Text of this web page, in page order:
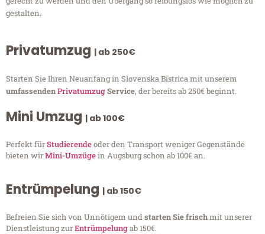
gestalten.
Privatumzug | ab 250€
Starten Sie Ihren Neuanfang in Slovenska Bistrica mit unserem
umfassendenPrivatumzugService, der bereits ab 250€ beginnt.
Mini Umzug | ab 100€
Perfekt fürStudierendeoder den Transport weniger Gegenstände
bieten wirMini-Umzügein Augsburg schon ab 100€ an.
Entrümpelung | ab 150€
Befreien Sie sich von Unnötigem undstarten Sie frischmit unserer
Dienstleistung zurEntrümpelungab 150€.